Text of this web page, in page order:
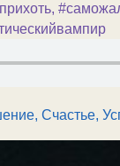
,
, Счастье,